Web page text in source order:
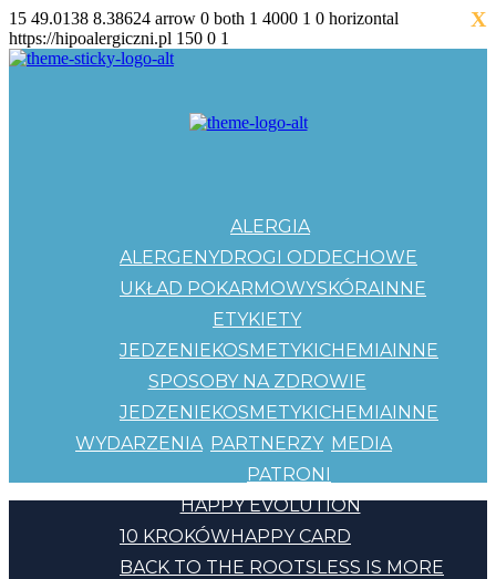
15 49.0138 8.38624 arrow 0 both 1 4000 1 0 horizontal
https://hipoalergiczni.pl 150 0 1
ALERGIA
ALERGENYDROGI ODDECHOWE
UKŁAD POKARMOWYSKÓRAINNE
ETYKIETY
JEDZENIEKOSMETYKICHEMIAINNE
SPOSOBY NA ZDROWIE
JEDZENIEKOSMETYKICHEMIAINNE
WYDARZENIA PARTNERZY
PATRONI
MEDIA
HAPPY EVOLUTION
10 KROKÓWHAPPY CARD
BACK TO THE ROOTSLESS IS MORE
X